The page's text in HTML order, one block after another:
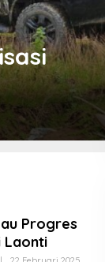
Progres
Laonti